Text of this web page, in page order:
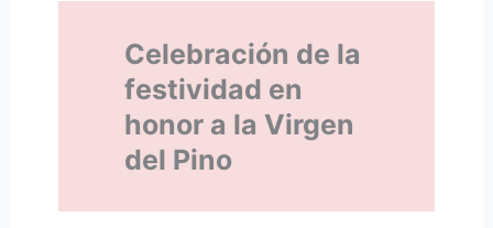
Celebración de la
festividad en
honor a la Virgen
del Pino